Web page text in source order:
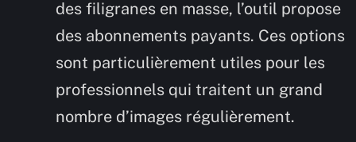
des filigranes en masse, l’outil propose
des abonnements payants. Ces options
sont particulièrement utiles pour les
professionnels qui traitent un grand
nombre d’images régulièrement.